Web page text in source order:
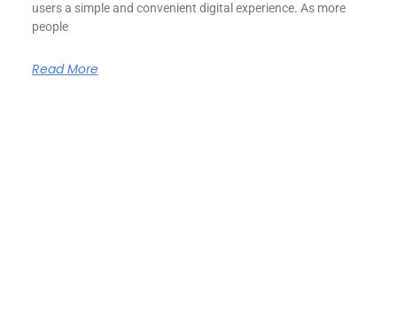
users a simple and convenient digital experience. As more
people
Read More